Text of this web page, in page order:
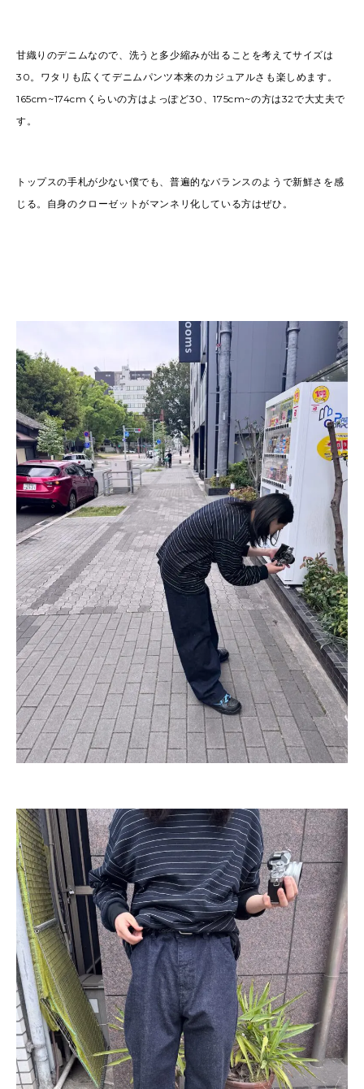
甘織りのデニムなので、洗うと多少縮みが出ることを考えてサイズは
30。ワタリも広くてデニムパンツ本来のカジュアルさも楽しめます。
165cm~174cmくらいの方はよっぽど30、175cm~の方は32で大丈夫で
す。
トップスの手札が少ない僕でも、普遍的なバランスのようで新鮮さを感
じる。自身のクローゼットがマンネリ化している方はぜひ。